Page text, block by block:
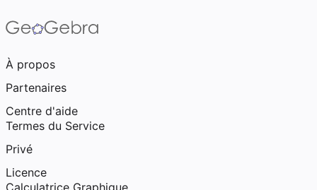
À propos
Partenaires
Centre d'aide
Termes du Service
Privé
Licence
Calculatrice Graphique